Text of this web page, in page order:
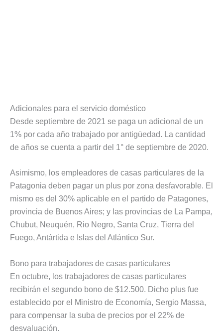
Adicionales para el servicio doméstico
Desde septiembre de 2021 se paga un adicional de un
1% por cada año trabajado por antigüedad. La cantidad
de años se cuenta a partir del 1° de septiembre de 2020.
Asimismo, los empleadores de casas particulares de la
Patagonia deben pagar un plus por zona desfavorable. El
mismo es del 30% aplicable en el partido de Patagones,
provincia de Buenos Aires; y las provincias de La Pampa,
Chubut, Neuquén, Rio Negro, Santa Cruz, Tierra del
Fuego, Antártida e Islas del Atlántico Sur.
Bono para trabajadores de casas particulares
En octubre, los trabajadores de casas particulares
recibirán el segundo bono de $12.500. Dicho plus fue
establecido por el Ministro de Economía, Sergio Massa,
para compensar la suba de precios por el 22% de
desvaluación.